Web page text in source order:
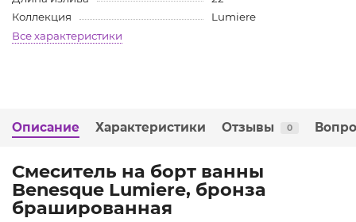
Коллекция
Lumiere
Все характеристики
Описание Характеристики Отзывы 0
Смеситель на борт ванны
Benesque Lumiere, бронза
брашированная